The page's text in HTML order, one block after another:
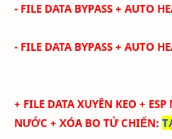
- FILE DATA BYPASS + AUTO
- FILE DATA BYPASS + AUTO
+ FILE DATA XUYÊN KEO +
NƯỚC + XÓA BO TỬ CHIẾN: